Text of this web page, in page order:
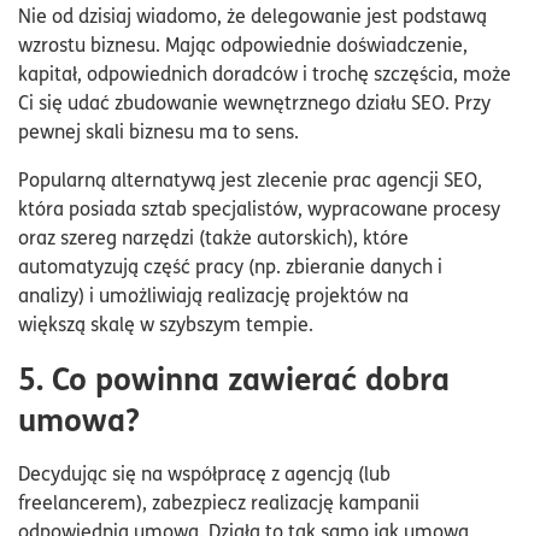
Nie od dzisiaj wiadomo, że delegowanie jest podstawą
wzrostu biznesu. Mając odpowiednie doświadczenie,
kapitał, odpowiednich doradców i trochę szczęścia, może
Ci się udać zbudowanie wewnętrznego działu SEO. Przy
pewnej skali biznesu ma to sens.
Popularną alternatywą jest zlecenie prac agencji SEO,
która posiada sztab specjalistów, wypracowane procesy
oraz szereg narzędzi (także autorskich), które
automatyzują część pracy (np. zbieranie danych i
analizy) i umożliwiają realizację projektów na
większą skalę w szybszym tempie.
5. Co powinna zawierać dobra
umowa?
Decydując się na współpracę z agencją (lub
freelancerem), zabezpiecz realizację kampanii